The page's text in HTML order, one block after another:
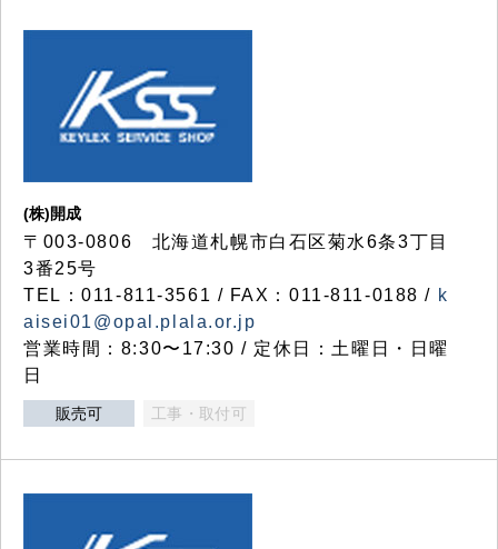
(株)開成
〒003-0806 北海道札幌市白石区菊水6条3丁目
3番25号
TEL：011-811-3561 / FAX：011-811-0188 / k
aisei01@opal.plala.or.jp
営業時間：8:30〜17:30 / 定休日：土曜日・日曜
日
販売可 工事・取付可